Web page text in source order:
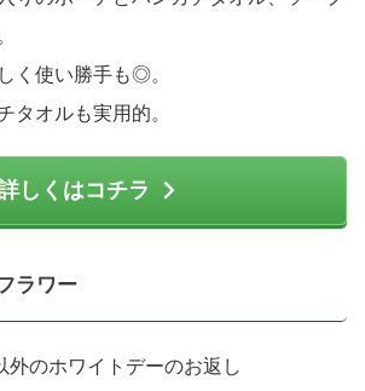
く使い勝手も◎。
タオルも実用的。
しくはコチラ
ラワー